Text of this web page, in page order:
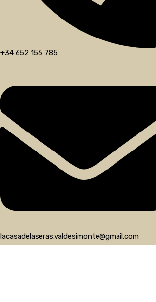
+34 652 156 785
lacasadelaseras.valdesimonte@gmail.com